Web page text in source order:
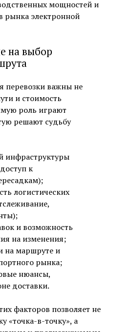
мощностей и
рынка электронной
на выбор
перевозки важны не
и стоимость
роль играют
решают судьбу
инфраструктуры
к
логистических
и возможность
на изменения;
на маршруте и
рынка;
нюансы,
доставки.
факторов позволяет не
«точка-в-точку», а